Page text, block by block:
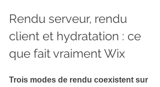
Rendu serveur, rendu
client et hydratation : ce
que fait vraiment Wix
Trois modes de rendu coexistent sur